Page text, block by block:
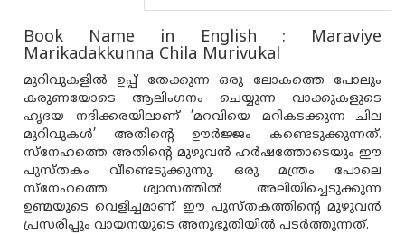
Book Name in English : Maraviye
Marikadakkunna Chila Murivukal
മുറിവുകളിൽ ഉപ്പ് തേക്കുന്ന ഒരു ലോകത്തെ പോലും
കരുണയോടെ ആലിംഗനം ചെയ്യുന്ന വാക്കുകളുടെ
ഹൃദയ നദിക്കരയിലാണ് ’മറവിയെ മറികടക്കുന്ന ചില
മുറിവുകൾ’ അതിന്റെ ഊർജ്ജം കണ്ടെടുക്കുന്നത്.
സ്നേഹത്തെ അതിൻ്റെ മുഴുവൻ ഹർഷത്തോടെയും ഈ
പുസ്ത‌കം വീണ്ടെടുക്കുന്നു. ഒരു മന്ത്രം പോലെ
സ്നേഹത്തെ ശ്വാസത്തിൽ അലിയിച്ചെടുക്കുന്ന
ഉണ്മയുടെ വെളിച്ചമാണ് ഈ പുസ്‌തകത്തിൻ്റെ മുഴുവൻ
പ്രസരിപ്പും വായനയുടെ അനുഭൂതിയിൽ പടർത്തുന്നത്.